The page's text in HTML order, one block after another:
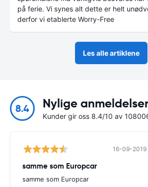
på ferie. Vi synes alt dette er helt
derfor vi etablerte Worry-Free
Les alle artiklene
8.4 Nylige
Kunder gir oss 8.4/10 av
16-09-2019
samme som Europcar
samme som Europcar